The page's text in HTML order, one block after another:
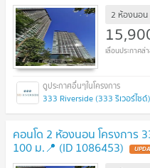
2 ห้องนอน
333 Riverside (333 ริเวอร์ไซด์)
คอนโด 2 ห้องนอน โครงการ
100 ม.📍 (ID 1086453)